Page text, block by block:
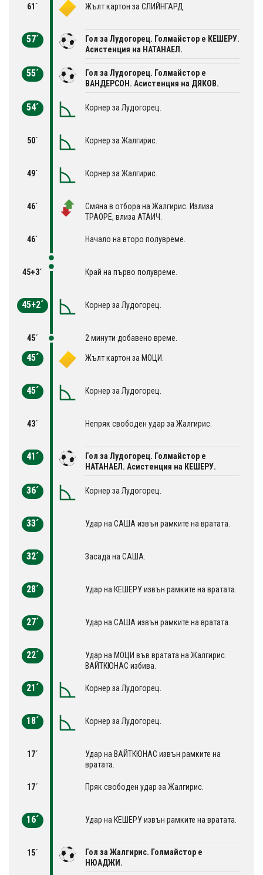
61´ Жълт картон за СЛИЙНГАРД.
57´
Гол за Лудогорец. Голмайстор е КЕШЕРУ.
Асистенция на НАТАНАЕЛ.
55´
Гол за Лудогорец. Голмайстор е
ВАНДЕРСОН. Асистенция на ДЯКОВ.
54´ Корнер за Лудогорец.
50´ Корнер за Жалгирис.
49´ Корнер за Жалгирис.
46´
Смяна в отбора на Жалгирис. Излиза
ТРАОРЕ, влиза АТАИЧ.
46´ Начало на второ полувреме.
45+3´ Край на първо полувреме.
45+2´ Корнер за Лудогорец.
45´ 2 минути добавено време.
45´ Жълт картон за МОЦИ.
45´ Корнер за Лудогорец.
43´ Непряк свободен удар за Жалгирис.
41´
Гол за Лудогорец. Голмайстор е
НАТАНАЕЛ. Асистенция на КЕШЕРУ.
36´ Корнер за Лудогорец.
33´ Удар на САША извън рамките на вратата.
32´ Засада на САША.
28´ Удар на КЕШЕРУ извън рамките на вратата.
27´ Удар на САША извън рамките на вратата.
22´
Удар на МОЦИ във вратата на Жалгирис.
ВАЙТКЮНАС избива.
21´ Корнер за Лудогорец.
18´ Корнер за Лудогорец.
17´
Удар на ВАЙТКЮНАС извън рамките на
вратата.
17´ Пряк свободен удар за Жалгирис.
16´ Удар на КЕШЕРУ извън рамките на вратата.
15´
Гол за Жалгирис. Голмайстор е
НЮАДЖИ.